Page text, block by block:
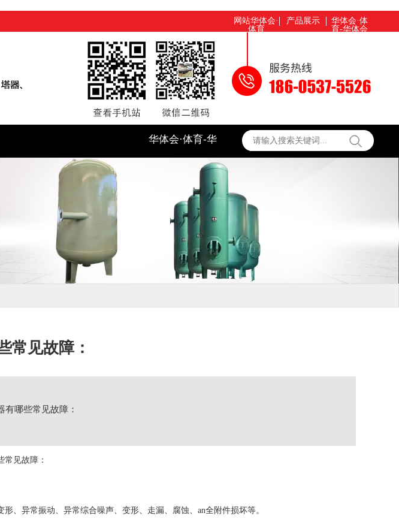
网站华体会·
体育
产品展示
华体会·体
育-华体会
车间设备
华体会·体育-华
体会（中国）
常见故障：
哪些常见故障：
常见故障：
、异常振动、异常综合噪声、变形、走漏、腐蚀、an全附件损坏等。